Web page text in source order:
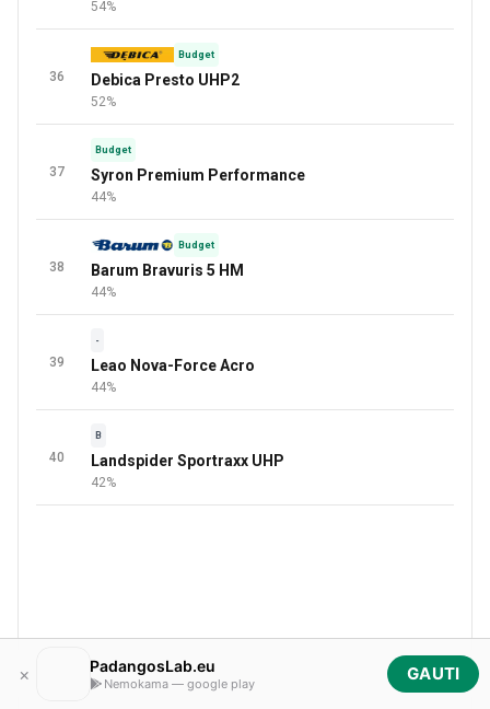
54%
36
Budget
Debica Presto UHP2
52%
37
Budget
Syron Premium Performance
44%
38
Budget
Barum Bravuris 5 HM
44%
39
-
Leao Nova-Force Acro
44%
40
B
Landspider Sportraxx UHP
42%
× PadangosLab.eu
Nemokama — google play GAUTI